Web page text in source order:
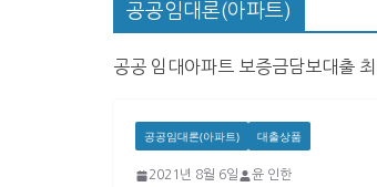
공공임대론(아파트)
공공 임대아파트 보증금담보대출
공공임대론(아파트) 대출상품
2021년 8월 6일 윤 인한